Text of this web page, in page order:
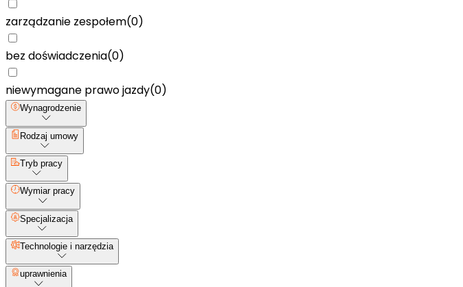
zarządzanie zespołem(0)
bez doświadczenia(0)
niewymagane prawo jazdy(0)
Wynagrodzenie
Rodzaj umowy
Tryb pracy
Wymiar pracy
Specjalizacja
Technologie i narzędzia
uprawnienia